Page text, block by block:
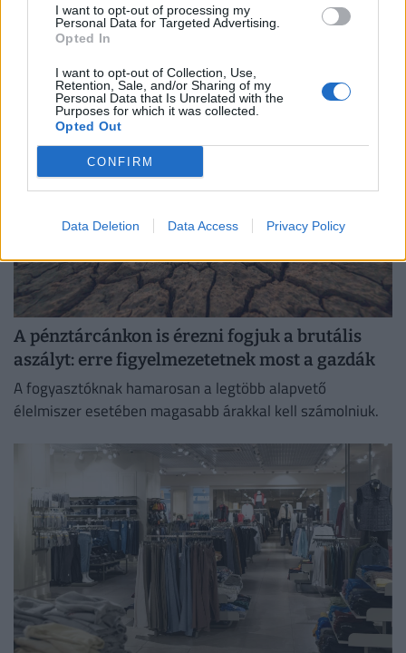
I want to opt-out of processing my
Personal Data for Targeted Advertising.
Opted In
I want to opt-out of Collection, Use,
Retention, Sale, and/or Sharing of my
Personal Data that Is Unrelated with the
Purposes for which it was collected.
Opted Out
CONFIRM
Data Deletion Data Access Privacy Policy
Tesco sorsa?
Új szakaszba léphetett a Tesco közép-európai kivonulása,
miután a brit áruházlánc befektetési bankokat bízott meg
az értékesítés előkészítésével.
A pénztárcánkon is érezni fogjuk a brutális
aszályt: erre figyelmezetetnek most a gazdák
A fogyasztóknak hamarosan a legtöbb alapvető
élelmiszer esetében magasabb árakkal kell számolniuk.